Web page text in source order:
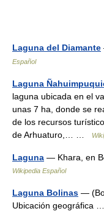
Laguna del Diamante
Español
Laguna
laguna ubicada en el
unas 7 ha, donde se
de los recursos
de Arhuaturo,… …
Laguna — Khara, en
Wikipedia Español
Laguna Bolinas —
Ubicación geográfica